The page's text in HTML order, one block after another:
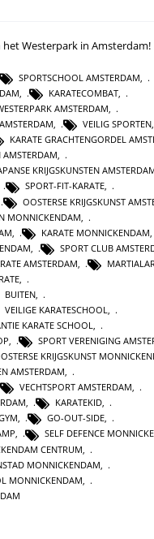
Westerpark in Amsterdam!
SPORTSCHOOL AMSTERDAM,
, KARATECOMBAT,
AMSTERDAM,
, VEILIG SPORTEN,
KARATE GRACHTENGORDEL
AMSTERDAM,
KRIJGSKUNSTEN
SPORT-FIT-KARATE,
OOSTERSE KRIJGSKUNST
MONNICKENDAM
KARATE MONNICKENDAM
SPORT CLUB
AMSTERDAM
BUITEN
VEILIGE KARATESCHOOL
KARATE SCHOOL,
, SPORT VERENIGING
KRIJGSKUNST
AMSTERDAM,
VECHTSPORT AMSTERDAM,
, KARATEKID,
, GO-OUT-SIDE,
, SELF DEFENCE
CENTRUM
MONNICKENDAM
MONNICKENDAM